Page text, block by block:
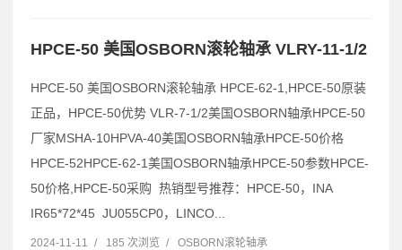
HPCE-50 美国OSBORN滚轮轴承 VLRY-11-1/2
HPCE-50 美国OSBORN滚轮轴承 HPCE-62-1,HPCE-50原装
正品，HPCE-50优势 VLR-7-1/2美国OSBORN轴承HPCE-50
厂家MSHA-10HPVA-40美国OSBORN轴承HPCE-50价格
HPCE-52HPCE-62-1美国OSBORN轴承HPCE-50参数HPCE-
50价格,HPCE-50采购 热销型号推荐：HPCE-50，INA
IR65*72*45 JU055CP0，LINCO...
2024-11-11 / 185 次浏览 / OSBORN滚轮轴承